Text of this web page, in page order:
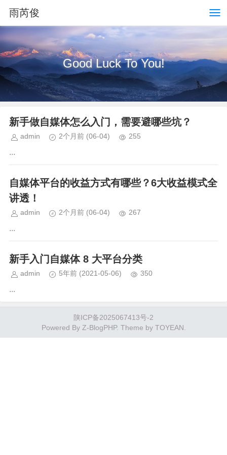
雨芮俊
Good Luck To You!
新手做自媒体怎么入门，需要避哪些坑？
admin 2个月前 (06-04) 255
...
自媒体平台的收益方式有哪些？6大收益模式全
讲透！
admin 2个月前 (06-04) 267
...
新手入门自媒体 8 大平台分类
admin 5年前 (2021-05-06) 350
...
陕ICP备2025067413号-2
Powered By Z-BlogPHP. Theme by TOYEAN